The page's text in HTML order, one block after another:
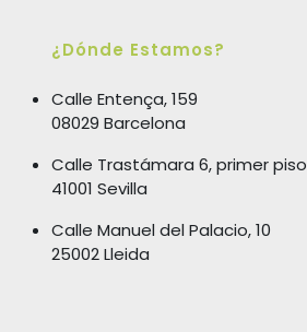
¿Dónde Estamos?
Calle Entença, 159
08029 Barcelona
Calle Trastámara 6, primer piso
41001 Sevilla
Calle Manuel del Palacio, 10
25002 Lleida